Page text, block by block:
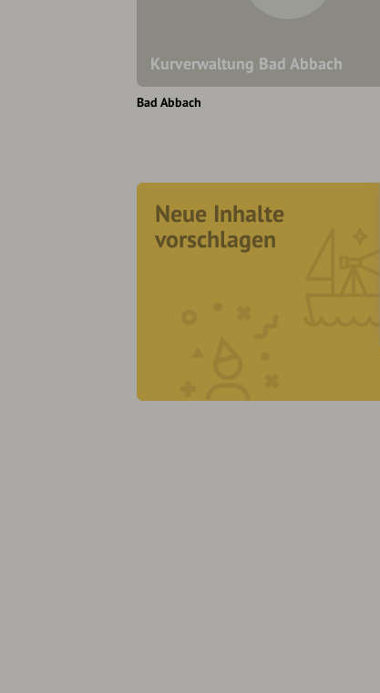
Kurverwaltung Bad Abbach
Bad Abbach
Neue Inhalte
vorschlagen